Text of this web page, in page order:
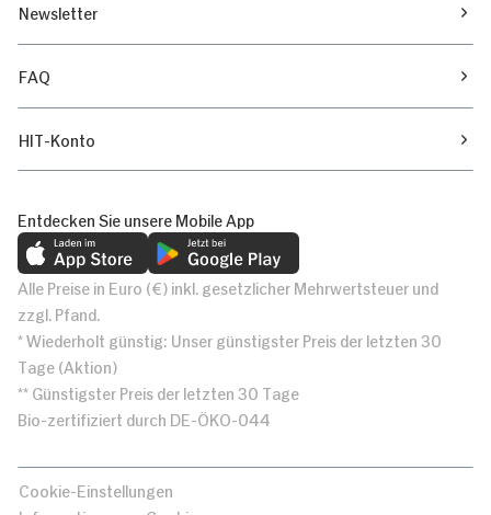
Newsletter
FAQ
HIT-Konto
Entdecken Sie unsere Mobile App
Alle Preise in Euro (€) inkl. gesetzlicher Mehrwertsteuer und
zzgl. Pfand.
* Wiederholt günstig: Unser günstigster Preis der letzten 30
Tage (Aktion)
** Günstigster Preis der letzten 30 Tage
Bio-zertifiziert durch DE-ÖKO-044
Cookie-Einstellungen